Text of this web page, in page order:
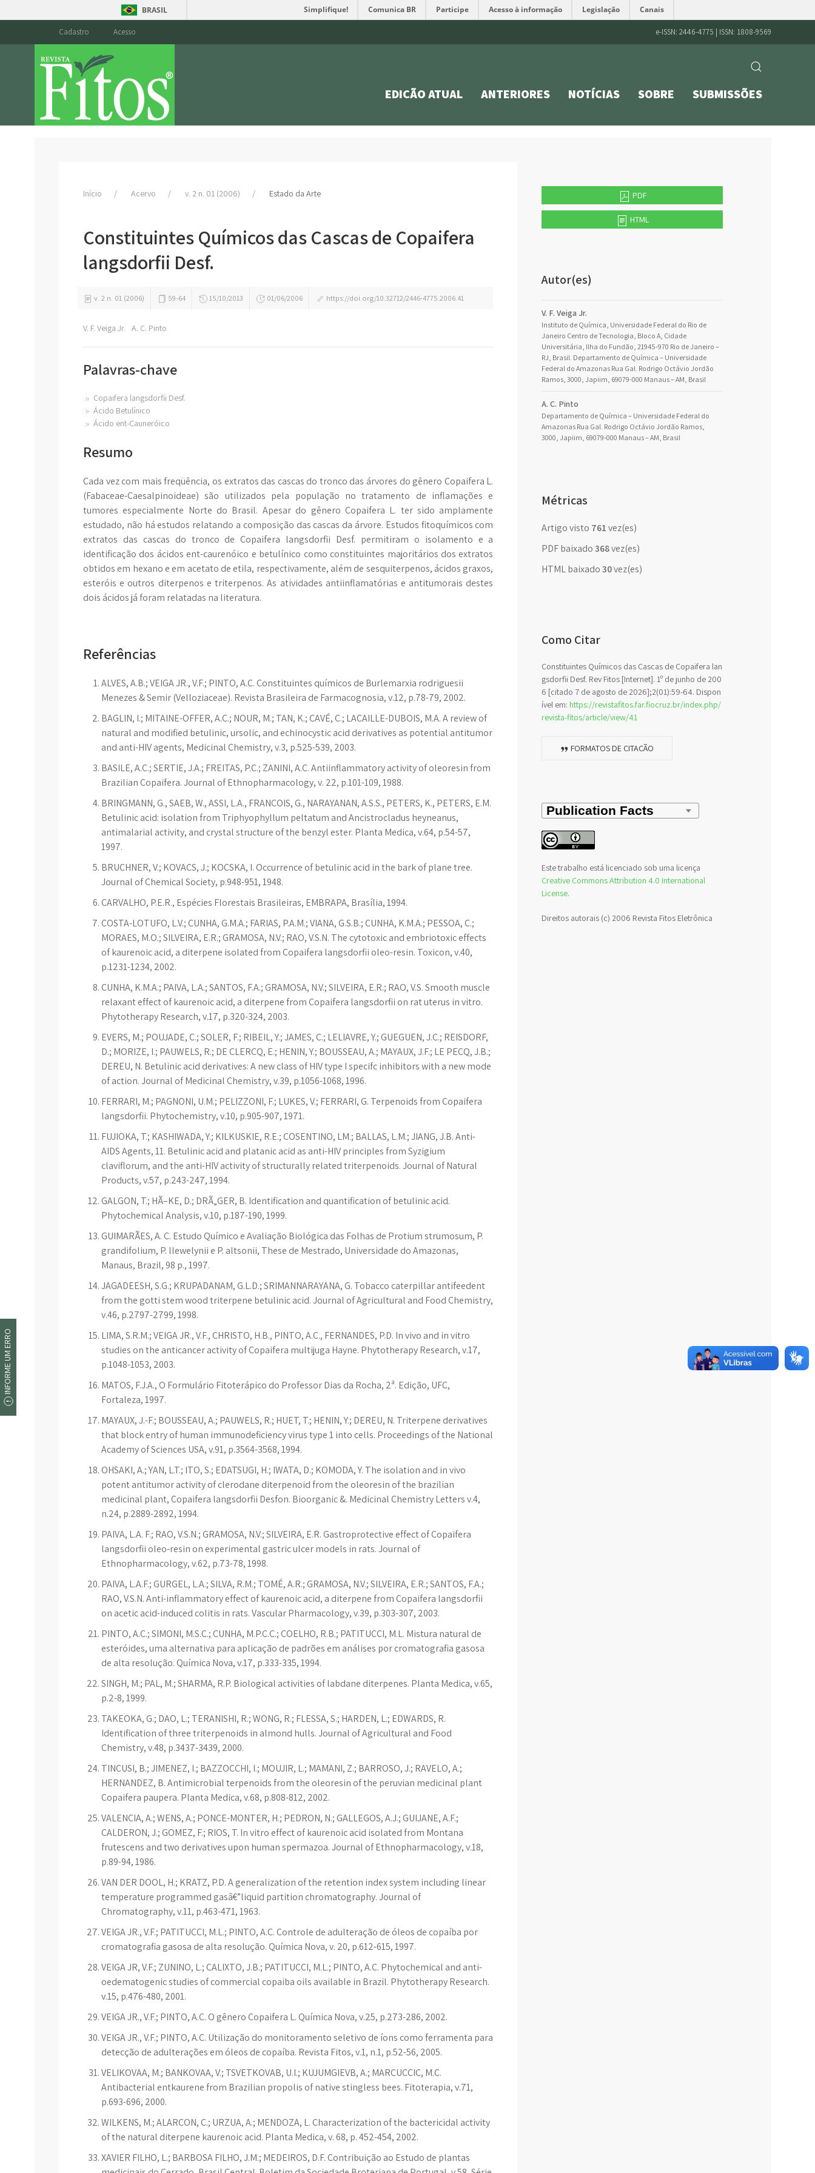
BRASIL Simplifique! Comunica BR Participe Acesso à informação Legislação Canais
Cadastro Acesso e-ISSN: 2446-4775 | ISSN: 1808-9569
EDIÇÃO ATUAL ANTERIORES NOTÍCIAS SOBRE SUBMISSÕES
Início Acervo v. 2 n. 01 (2006) Estado da Arte
Constituintes Químicos das Cascas de Copaifera
langsdorfii Desf.
v. 2 n. 01 (2006) 59-64 15/10/2013 01/06/2006 https://doi.org/10.32712/2446-4775.2006.41
V. F. Veiga Jr. A. C. Pinto
Palavras-chave
Copaifera langsdorfii Desf.
Ácido Betulínico
Ácido ent-Cauneróico
Resumo
Cada vez com mais freqüência, os extratos das cascas do tronco das árvores do gênero Copaifera L.
(Fabaceae-Caesalpinoideae) são utilizados pela população no tratamento de inflamações e
tumores especialmente Norte do Brasil. Apesar do gênero Copaifera L. ter sido amplamente
estudado, não há estudos relatando a composição das cascas da árvore. Estudos fitoquímicos com
extratos das cascas do tronco de Copaifera langsdorfii Desf. permitiram o isolamento e a
identificação dos ácidos ent-caurenóico e betulínico como constituintes majoritários dos extratos
obtidos em hexano e em acetato de etila, respectivamente, além de sesquiterpenos, ácidos graxos,
esteróis e outros diterpenos e triterpenos. As atividades antiinflamatórias e antitumorais destes
dois ácidos já foram relatadas na literatura.
Referências
ALVES, A.B.; VEIGA JR., V.F.; PINTO, A.C. Constituintes químicos de Burlemarxia rodriguesii
Menezes & Semir (Velloziaceae). Revista Brasileira de Farmacognosia, v.12, p.78-79, 2002.
BAGLIN, I.; MITAINE-OFFER, A.C.; NOUR, M.; TAN, K.; CAVÉ, C.; LACAILLE-DUBOIS, M.A. A review of
natural and modified betulinic, ursolic, and echinocystic acid derivatives as potential antitumor
and anti-HIV agents, Medicinal Chemistry, v.3, p.525-539, 2003.
BASILE, A.C.; SERTIE, J.A.; FREITAS, P.C.; ZANINI, A.C. Antiinflammatory activity of oleoresin from
Brazilian Copaifera. Journal of Ethnopharmacology, v. 22, p.101-109, 1988.
BRINGMANN, G., SAEB, W., ASSI, L.A., FRANCOIS, G., NARAYANAN, A.S.S., PETERS, K., PETERS, E.M.
Betulinic acid: isolation from Triphyophyllum peltatum and Ancistrocladus heyneanus,
antimalarial activity, and crystal structure of the benzyl ester. Planta Medica, v.64, p.54-57,
1997.
BRUCHNER, V.; KOVACS, J.; KOCSKA, I. Occurrence of betulinic acid in the bark of plane tree.
Journal of Chemical Society, p.948-951, 1948.
CARVALHO, P.E.R., Espécies Florestais Brasileiras, EMBRAPA, Brasília, 1994.
COSTA-LOTUFO, L.V.; CUNHA, G.M.A.; FARIAS, P.A.M.; VIANA, G.S.B.; CUNHA, K.M.A.; PESSOA, C.;
MORAES, M.O.; SILVEIRA, E.R.; GRAMOSA, N.V.; RAO, V.S.N. The cytotoxic and embriotoxic effects
of kaurenoic acid, a diterpene isolated from Copaifera langsdorfii oleo-resin. Toxicon, v.40,
p.1231-1234, 2002.
CUNHA, K.M.A.; PAIVA, L.A.; SANTOS, F.A.; GRAMOSA, N.V.; SILVEIRA, E.R.; RAO, V.S. Smooth muscle
relaxant effect of kaurenoic acid, a diterpene from Copaifera langsdorfii on rat uterus in vitro.
Phytotherapy Research, v.17, p.320-324, 2003.
EVERS, M.; POUJADE, C.; SOLER, F.; RIBEIL, Y.; JAMES, C.; LELIAVRE, Y.; GUEGUEN, J.C.; REISDORF,
D.; MORIZE, I.; PAUWELS, R.; DE CLERCQ, E.; HENIN, Y.; BOUSSEAU, A.; MAYAUX, J.F.; LE PECQ, J.B.;
DEREU, N. Betulinic acid derivatives: A new class of HIV type I specifc inhibitors with a new mode
of action. Journal of Medicinal Chemistry, v.39, p.1056-1068, 1996.
FERRARI, M.; PAGNONI, U.M.; PELIZZONI, F.; LUKES, V.; FERRARI, G. Terpenoids from Copaifera
langsdorfii. Phytochemistry, v.10, p.905-907, 1971.
FUJIOKA, T.; KASHIWADA, Y.; KILKUSKIE, R.E.; COSENTINO, LM.; BALLAS, L.M.; JIANG, J.B. Anti-
AIDS Agents, 11. Betulinic acid and platanic acid as anti-HIV principles from Syzigium
claviflorum, and the anti-HIV activity of structurally related triterpenoids. Journal of Natural
Products, v.57, p.243-247, 1994.
GALGON, T.; HÃ–KE, D.; DRÃ„GER, B. Identification and quantification of betulinic acid.
Phytochemical Analysis, v.10, p.187-190, 1999.
GUIMARÃES, A. C. Estudo Químico e Avaliação Biológica das Folhas de Protium strumosum, P.
grandifolium, P. llewelynii e P. altsonii, These de Mestrado, Universidade do Amazonas,
Manaus, Brazil, 98 p., 1997.
JAGADEESH, S.G.; KRUPADANAM, G.L.D.; SRIMANNARAYANA, G. Tobacco caterpillar antifeedent
from the gotti stem wood triterpene betulinic acid. Journal of Agricultural and Food Chemistry,
v.46, p.2797-2799, 1998.
LIMA, S.R.M.; VEIGA JR., V.F., CHRISTO, H.B., PINTO, A.C., FERNANDES, P.D. In vivo and in vitro
studies on the anticancer activity of Copaifera multijuga Hayne. Phytotherapy Research, v.17,
p.1048-1053, 2003.
MATOS, F.J.A., O Formulário Fitoterápico do Professor Dias da Rocha, 2ª. Edição, UFC,
Fortaleza, 1997.
MAYAUX, J.-F.; BOUSSEAU, A.; PAUWELS, R.; HUET, T.; HENIN, Y.; DEREU, N. Triterpene derivatives
that block entry of human immunodeficiency virus type 1 into cells. Proceedings of the National
Academy of Sciences USA, v.91, p.3564-3568, 1994.
OHSAKI, A.; YAN, L.T.; ITO, S.; EDATSUGI, H.; IWATA, D.; KOMODA, Y. The isolation and in vivo
potent antitumor activity of clerodane diterpenoid from the oleoresin of the brazilian
medicinal plant, Copaifera langsdorfii Desfon. Bioorganic &. Medicinal Chemistry Letters v.4,
n.24, p.2889-2892, 1994.
PAIVA, L.A. F.; RAO, V.S.N.; GRAMOSA, N.V.; SILVEIRA, E.R. Gastroprotective effect of Copaifera
langsdorfii oleo-resin on experimental gastric ulcer models in rats. Journal of
Ethnopharmacology, v.62, p.73-78, 1998.
PAIVA, L.A.F.; GURGEL, L.A.; SILVA, R.M.; TOMÉ, A.R.; GRAMOSA, N.V.; SILVEIRA, E.R.; SANTOS, F.A.;
RAO, V.S.N. Anti-inflammatory effect of kaurenoic acid, a diterpene from Copaifera langsdorfii
on acetic acid-induced colitis in rats. Vascular Pharmacology, v.39, p.303-307, 2003.
PINTO, A.C.; SIMONI, M.S.C.; CUNHA, M.P.C.C.; COELHO, R.B.; PATITUCCI, M.L. Mistura natural de
esteróides, uma alternativa para aplicação de padrões em análises por cromatografia gasosa
de alta resolução. Química Nova, v.17, p.333-335, 1994.
SINGH, M.; PAL, M.; SHARMA, R.P. Biological activities of labdane diterpenes. Planta Medica, v.65,
p.2-8, 1999.
TAKEOKA, G.; DAO, L.; TERANISHI, R.; WONG, R.; FLESSA, S.; HARDEN, L.; EDWARDS, R.
Identification of three triterpenoids in almond hulls. Journal of Agricultural and Food
Chemistry, v.48, p.3437-3439, 2000.
TINCUSI, B.; JIMENEZ, I.; BAZZOCCHI, I.; MOUJIR, L.; MAMANI, Z.; BARROSO, J.; RAVELO, A.;
HERNANDEZ, B. Antimicrobial terpenoids from the oleoresin of the peruvian medicinal plant
Copaifera paupera. Planta Medica, v.68, p.808-812, 2002.
VALENCIA, A.; WENS, A.; PONCE-MONTER, H.; PEDRON, N.; GALLEGOS, A.J.; GUIJANE, A.F.;
CALDERON, J.; GOMEZ, F.; RIOS, T. In vitro effect of kaurenoic acid isolated from Montana
frutescens and two derivatives upon human spermazoa. Journal of Ethnopharmacology, v.18,
p.89-94, 1986.
VAN DER DOOL, H.; KRATZ, P.D. A generalization of the retention index system including linear
temperature programmed gasâ€”liquid partition chromatography. Journal of
Chromatography, v.11, p.463-471, 1963.
VEIGA JR., V.F.; PATITUCCI, M.L.; PINTO, A.C. Controle de adulteração de óleos de copaíba por
cromatografia gasosa de alta resolução. Química Nova, v. 20, p.612-615, 1997.
VEIGA JR, V.F.; ZUNINO, L.; CALIXTO, J.B.; PATITUCCI, M.L.; PINTO, A.C. Phytochemical and anti-
oedematogenic studies of commercial copaiba oils available in Brazil. Phytotherapy Research.
v.15, p.476-480, 2001.
VEIGA JR., V.F.; PINTO, A.C. O gênero Copaifera L. Química Nova, v.25, p.273-286, 2002.
VEIGA JR., V.F.; PINTO, A.C. Utilização do monitoramento seletivo de íons como ferramenta para
detecção de adulterações em óleos de copaíba. Revista Fitos, v.1, n.1, p.52-56, 2005.
VELIKOVAA, M.; BANKOVAA, V.; TSVETKOVAB, U.I.; KUJUMGIEVB, A.; MARCUCCIC, M.C.
Antibacterial entkaurene from Brazilian propolis of native stingless bees. Fitoterapia, v.71,
p.693-696, 2000.
WILKENS, M.; ALARCON, C.; URZUA, A.; MENDOZA, L. Characterization of the bactericidal activity
of the natural diterpene kaurenoic acid. Planta Medica, v. 68, p. 452-454, 2002.
XAVIER FILHO, L.; BARBOSA FILHO, J.M.; MEDEIROS, D.F. Contribuição ao Estudo de plantas
PDF
HTML
Autor(es)
V. F. Veiga Jr.
Instituto de Química, Universidade Federal do Rio de
Janeiro Centro de Tecnologia, Bloco A, Cidade
Universitária, Ilha do Fundão, 21945-970 Rio de Janeiro –
RJ, Brasil. Departamento de Química – Universidade
Federal do Amazonas Rua Gal. Rodrigo Octávio Jordão
Ramos, 3000, Japiim, 69079-000 Manaus – AM, Brasil
A. C. Pinto
Departamento de Química – Universidade Federal do
Amazonas Rua Gal. Rodrigo Octávio Jordão Ramos,
3000, Japiim, 69079-000 Manaus – AM, Brasil
Métricas
Artigo visto 761vez(es)
PDF baixado 368vez(es)
HTML baixado 30vez(es)
Como Citar
Constituintes Químicos das Cascas de Copaifera lan
gsdorfii Desf. Rev Fitos [Internet]. 1º de junho de 200
6 [citado 7 de agosto de 2026];2(01):59-64. Dispon
ível em: https://revistafitos.far.fiocruz.br/index.php/
revista-fitos/article/view/41
FORMATOS DE CITAÇÃO
Este trabalho está licenciado sob uma licença
Creative Commons Attribution 4.0 International
License.
Direitos autorais (c) 2006 Revista Fitos Eletrônica
INFORME UM ERRO